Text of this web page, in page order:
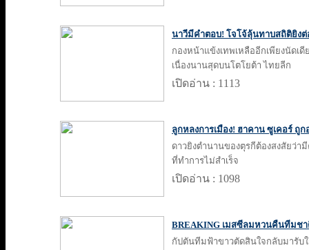
นาวีมีคำตอบ! โจโจ้ลุ้นทาบสถิติยิง
กองหน้าแข้งเทพเหลืออีกเพียงนัดเ
เนื่องนานสุดบนโตโยต้า ไทยลีก
เปิดอ่าน : 1113
ลูกหลงการเมือง! ฮาคาน ซูเคอร์ ถู
ดาวยิงตำนานของตุรกีต้องสงสัยว่
ที่ทำการไม่สำเร็จ
เปิดอ่าน : 1098
BREAKING เมสซีลมหวนคืนทีมชา
กัปตันทีมฟ้าขาวตัดสินใจกลับมารับ